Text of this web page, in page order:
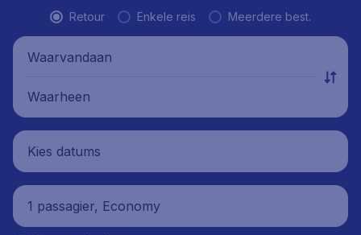
Retour Enkele reis Meerdere best.
Waarvandaan
Waarheen
Kies datums
1 passagier, Economy